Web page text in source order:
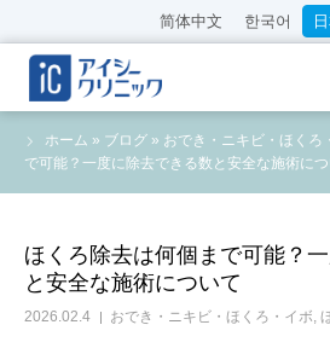
简体中文 한국어
ホーム » ブログ » おでき・ニキビ・ほくろ
で可能？一度に除去できる数と安全な施術に
ほくろ除去は何個まで可能？
と安全な施術について
2026.02.4 おでき・ニキビ・ほくろ・イボ,
クリニック紹介
診療内容
WEB予約